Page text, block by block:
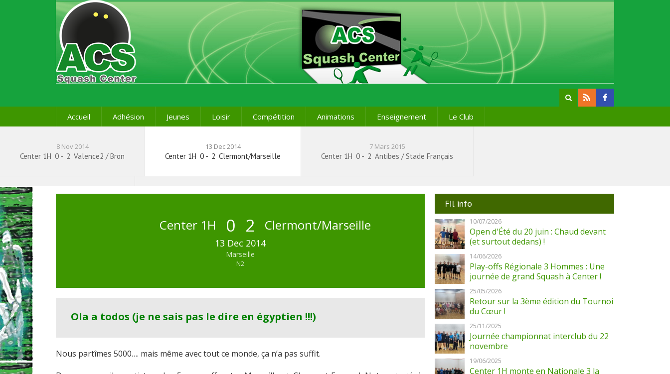
Accueil Adhésion Jeunes Loisir Compétition Animations Enseignement Le Club
8 Nov 2014
Center 1H 0 - 2 Valence2 / Bron
13 Dec 2014
Center 1H 0 - 2 Clermont/Marseille
7 Mars 2015
Center 1H 0 - 2 Antibes / Stade Français
11 Avril 2015
Center 1H
Center 1H 0 2 Clermont/Marseille
13 Dec 2014
Marseille
N2
Ola a todos (je ne sais pas le dire en égyptien !!!)
Nous partîmes 5000…. mais même avec tout ce monde, ça n’a pas suffit.
Fil info
10/07/2026
Open d'Été du 20 juin : Chaud devant
(et surtout dedans) !
14/06/2026
Play-offs Régionale 3 Hommes : Une
journée de grand Squash à Center !
25/05/2026
Retour sur la 3ème édition du Tournoi
du Cœur !
25/11/2025
Journée championnat interclub du 22
novembre
19/06/2025
Center 1H monte en Nationale 3 la